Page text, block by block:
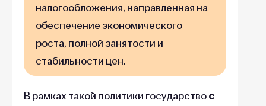
налогообложения, направленная на
обеспечение экономического
роста, полной занятости и
стабильности цен.
В рамках такой политики государствос